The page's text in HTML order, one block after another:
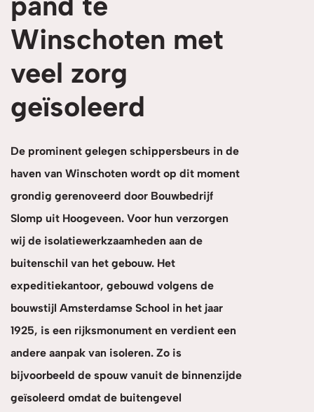
Winschoten met
veel zorg
geïsoleerd
De prominent gelegen schippersbeurs in de
haven van Winschoten wordt op dit moment
grondig gerenoveerd door Bouwbedrijf
Slomp uit Hoogeveen. Voor hun verzorgen
wij de isolatiewerkzaamheden aan de
buitenschil van het gebouw. Het
expeditiekantoor, gebouwd volgens de
bouwstijl Amsterdamse School in het jaar
1925, is een rijksmonument en verdient een
andere aanpak van isoleren. Zo is
bijvoorbeeld de spouw vanuit de binnenzijde
geïsoleerd omdat de buitengevel